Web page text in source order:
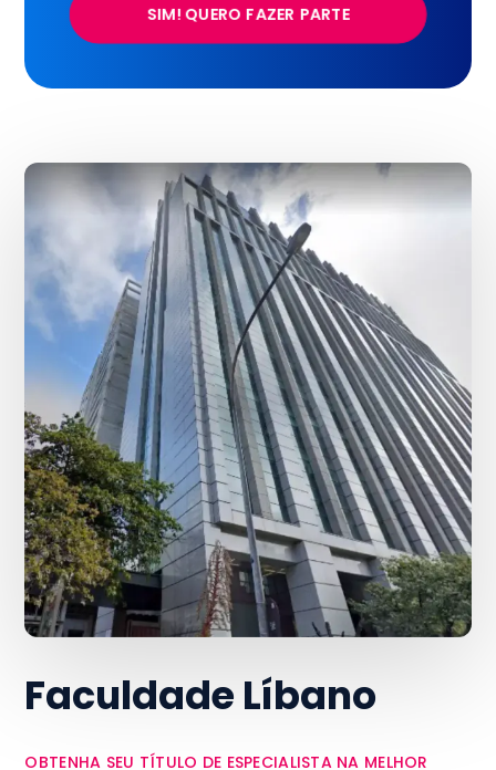
SIM! QUERO FAZER PARTE
Faculdade Líbano
OBTENHA SEU TÍTULO DE ESPECIALISTA NA MELHOR